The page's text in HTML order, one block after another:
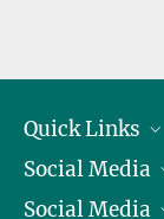
Quick Links
Präsident
Zahlen und
Social Media
Bluesky
Social Media